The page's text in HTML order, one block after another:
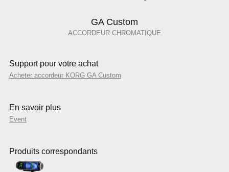
GA Custom
ACCORDEUR CHROMATIQUE
Support pour votre achat
Acheter accordeur KORG GA Custom
En savoir plus
Event
Produits correspondants